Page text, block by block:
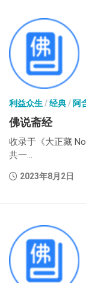
利益众生 /经典/ 阿
佛说斋经
收录于《大正藏
共一...
2023年8月2日